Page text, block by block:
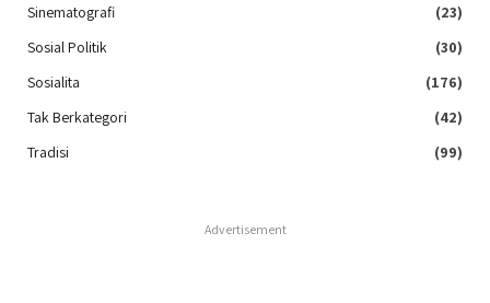
Sinematografi
(23)
Sosial Politik
(30)
Sosialita
(176)
Tak Berkategori
(42)
Tradisi
(99)
Advertisement